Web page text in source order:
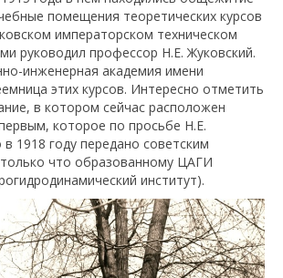
помещения теоретических курсов
императорском техническом
руководил профессор Н.Е. Жуковский.
инженерная академия имени
этих курсов. Интересно отметить
в котором сейчас расположен
которое по просьбе Н.Е.
1918 году передано советским
что образованному ЦАГИ
институт).